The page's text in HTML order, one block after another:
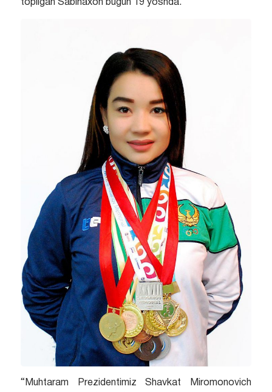
topilgan Sabinaxon bugun 19 yoshda.
“Muhtaram Prezidentimiz Shavkat Miromonovich